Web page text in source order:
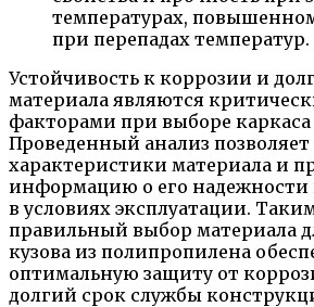
температурах,
при перепадах температур.
Устойчивость к коррозии и
материала являются
факторами при выборе каркаса
Проведенный анализ
характеристики материала и
информацию о его надежности
в условиях эксплуатации.
правильный выбор материала
кузова из полипропилена
оптимальную защиту от
долгий срок службы